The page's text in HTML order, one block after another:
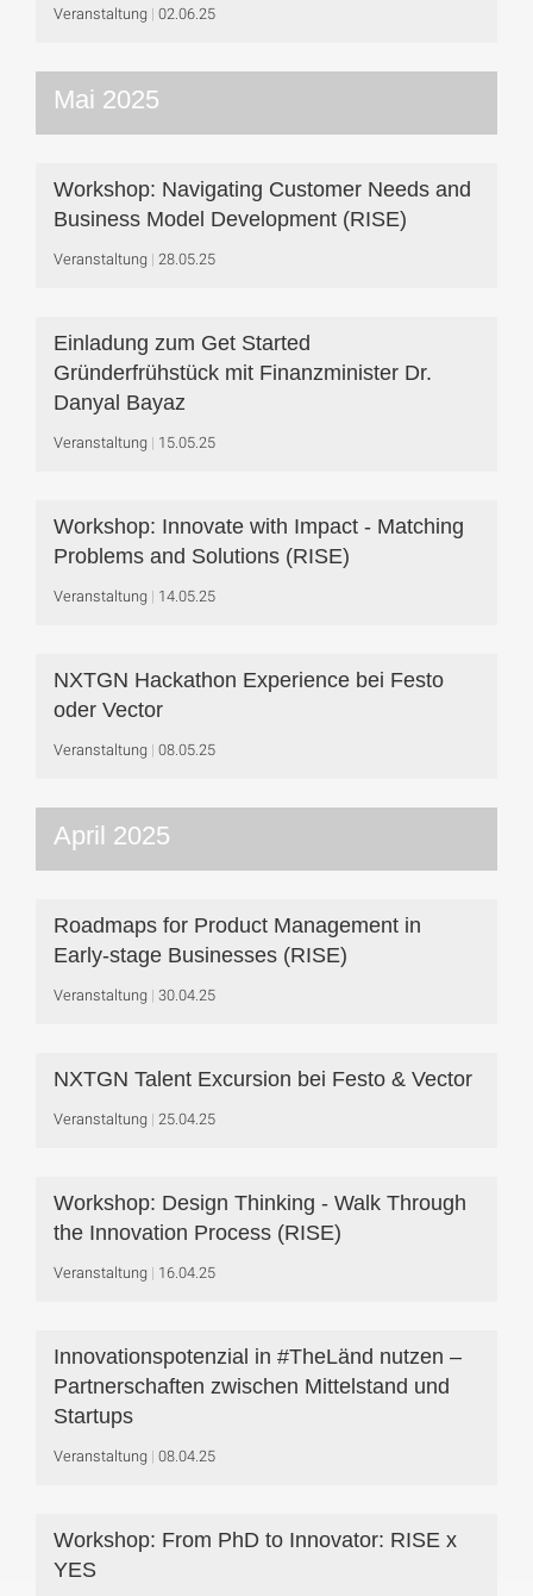
Veranstaltung 02.06.25
Mai 2025
Workshop: Navigating Customer Needs and
Business Model Development (RISE)
Veranstaltung 28.05.25
Einladung zum Get Started
Gründerfrühstück mit Finanzminister Dr.
Danyal Bayaz
Veranstaltung 15.05.25
Workshop: Innovate with Impact - Matching
Problems and Solutions (RISE)
Veranstaltung 14.05.25
NXTGN Hackathon Experience bei Festo
oder Vector
Veranstaltung 08.05.25
April 2025
Roadmaps for Product Management in
Early-stage Businesses (RISE)
Veranstaltung 30.04.25
NXTGN Talent Excursion bei Festo & Vector
Veranstaltung 25.04.25
Workshop: Design Thinking - Walk Through
the Innovation Process (RISE)
Veranstaltung 16.04.25
Innovationspotenzial in #TheLänd nutzen –
Partnerschaften zwischen Mittelstand und
Startups
Veranstaltung 08.04.25
Workshop: From PhD to Innovator: RISE x
YES